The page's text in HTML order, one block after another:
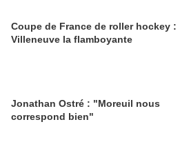
Coupe de France de roller hockey :
Villeneuve la flamboyante
Jonathan Ostré : "Moreuil nous
correspond bien"